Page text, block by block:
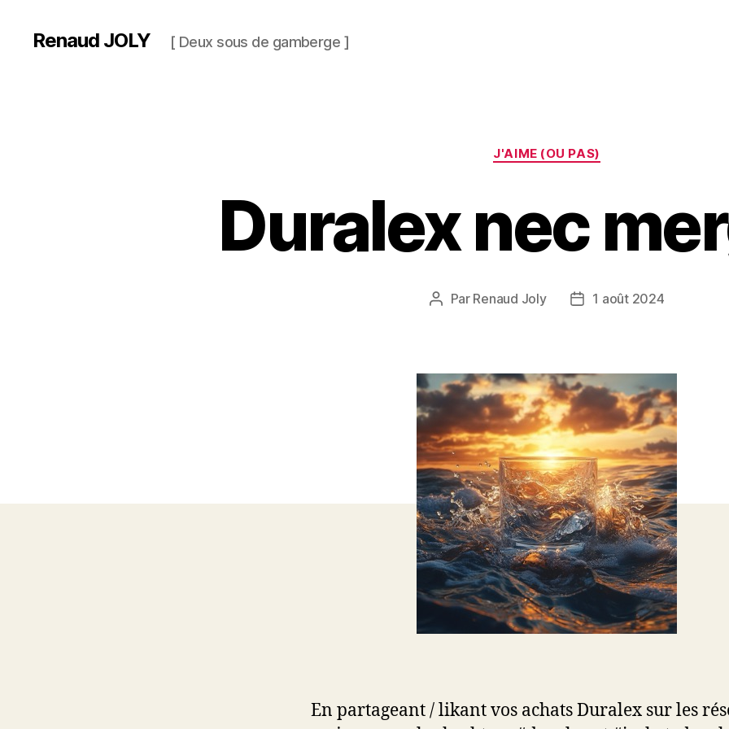
Renaud JOLY [ Deux sous de gamberge ]
Catégories
J'AIME (OU PAS)
Duralex nec
Auteur
Par Renaud Joly
Date1 août 2024
En partageant / likant vos achats Duralex sur les